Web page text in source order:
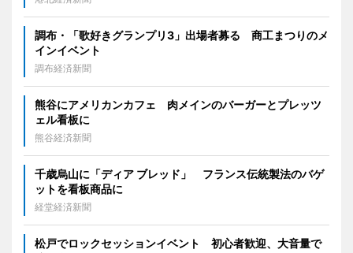
調布・「歌好きグランプリ3」出場者募る 商工まつりのメ
インイベント
調布経済新聞
熊谷にアメリカンカフェ 肉メインのバーガーとプレッツ
ェル看板に
熊谷経済新聞
千歳烏山に「ディア ブレッド」 フランス伝統製法のバゲ
ットを看板商品に
経堂経済新聞
松戸でロックセッションイベント 初心者歓迎、大音量で